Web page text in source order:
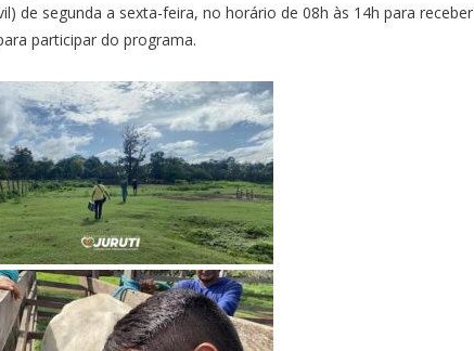
de segunda a sexta-feira, no horário de 08h às 14h para receber
participar do programa.